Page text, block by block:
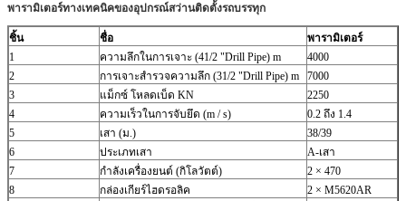
พารามิเตอร์ทางเทคนิคของอุปกรณ์สว่านติดตั้งรถบรรทุก
ชิ้น ชื่อ
พารามิเตอร์
1
ความลึกในการเจาะ (41/2 "Drill Pipe) m
4000
2
การเจาะสำรวจความลึก (31/2 "Drill Pipe) m
7000
3
แม็กซ์ โหลดเบ็ด KN
2250
4
ความเร็วในการจับยึด (m / s)
0.2 ถึง 1.4
5
เสา (ม.)
38/39
6
ประเภทเสา
A-เสา
7
กำลังเครื่องยนต์ (กิโลวัตต์)
2 × 470
8
กล่องเกียร์ไฮดรอลิค
2 × M5620AR